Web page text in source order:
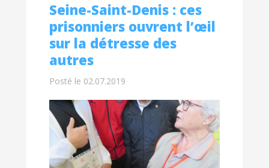
Seine-Saint-Denis : ces
prisonniers ouvrent l’œil
sur la détresse des
autres
Posté le 02.07.2019